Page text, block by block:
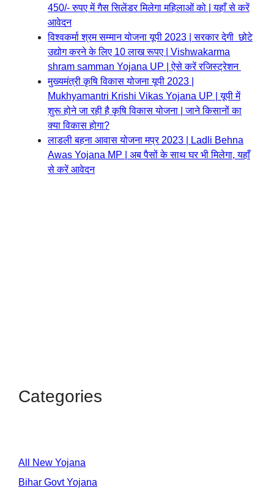
450/- रुपए में गैस सिलेंडर मिलेगा महिलाओं को | यहाँ से करें
आवेदन
विश्वकर्मा श्रम सम्मान योजना यूपी 2023 | सरकार देगी छोटे
उद्योग करने के लिए 10 लाख रूपए | Vishwakarma
shram samman Yojana UP | ऐसे करें रजिस्ट्रेशन
मुख्यमंत्री कृषि विकास योजना यूपी 2023 |
Mukhyamantri Krishi Vikas Yojana UP | यूपी में
शुरू होने जा रही है कृषि विकास योजना | जाने किसानों का
क्या विकास होगा?
लाडली बहना आवास योजना मप्र 2023 | Ladli Behna
Awas Yojana MP | अब पैसों के साथ घर भी मिलेगा, यहाँ
से करें आवेदन
Categories
All New Yojana
Bihar Govt Yojana